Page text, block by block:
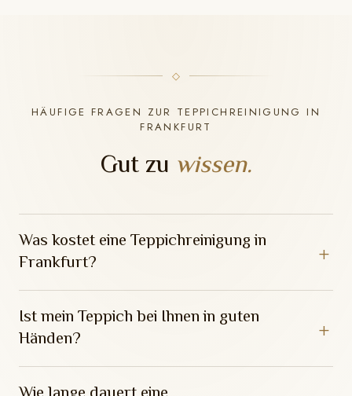
HÄUFIGE FRAGEN ZUR TEPPICHREINIGUNG IN
FRANKFURT
Gut zu wissen.
Was kostet eine Teppichreinigung in
Frankfurt?
Ist mein Teppich bei Ihnen in guten
Händen?